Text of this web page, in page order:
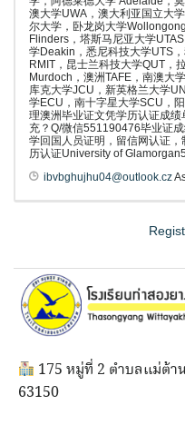
澳大学UWA，澳大利亚国立大
尔大学，卧龙岗大学
Flinders，塔斯马尼亚大学
学Deakin，悉尼科技大学UTS
RMIT，昆士兰科技大学QUT，
Murdoch，澳洲TAFE，南澳大
库克大学JCU，新英格兰大学
学ECU，南十字星大学SCU，
理澳洲毕业证文凭学历认证成
充？Q/微信551190476毕业证
学回国人员证明，留信网认证
历认证University of
ibvbghujhu04@outlook.cz
175 หมู่ที่ 2 ตำบลแม่ต้า
63150